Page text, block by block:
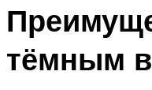
тёмным